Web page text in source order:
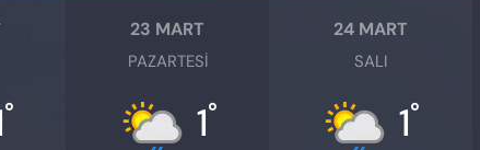
°
23 MART
PAZARTESI
1°
24 MART
SALI
1°